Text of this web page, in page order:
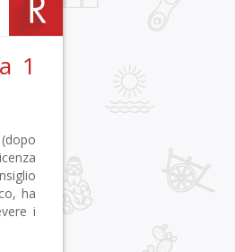
1
(dopo
ha
i